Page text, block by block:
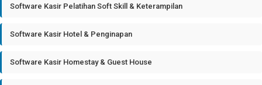
Software Kasir Pelatihan Soft Skill & Keterampilan
Software Kasir Hotel & Penginapan
Software Kasir Homestay & Guest House